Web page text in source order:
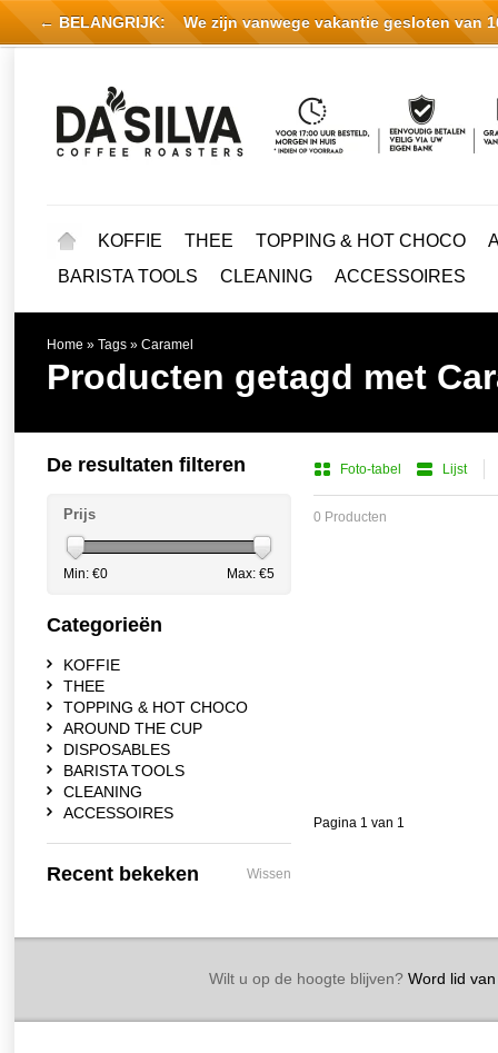
KOFFIE THEE TOPPING & HOT CHOCO
BARISTA TOOLS
CLEANING ACCESSOIRES
Home » Tags » Caramel
Producten getagd met
Foto-tabel Lijst
0 Producten
Pagina 1 van 1
De resultaten filteren
Prijs
Min: €0 Max: €5
Categorieën
KOFFIE
THEE
TOPPING & HOT CHOCO
AROUND THE CUP
DISPOSABLES
BARISTA TOOLS
CLEANING
ACCESSOIRES
Recent bekeken Wissen
Wilt u op de hoogte blijven?Word lid van
← BELANGRIJK: We zijn vanwege vakantie gesloten van